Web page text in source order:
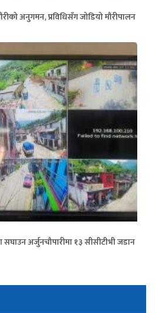
अनुगमन, प्रविधिसँग जोडियो मौरीपालन
अर्जुनचौपारीमा १३ सीसीटीभी जडान